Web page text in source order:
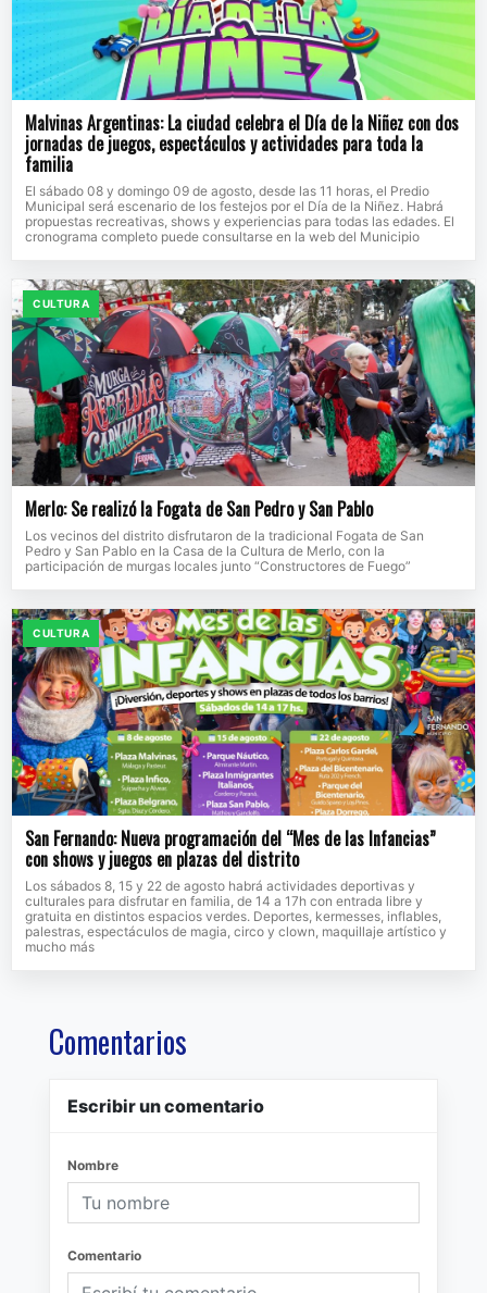
Malvinas Argentinas: La ciudad celebra el Día de la Niñez con dos
jornadas de juegos, espectáculos y actividades para toda la
familia
El sábado 08 y domingo 09 de agosto, desde las 11 horas, el Predio
Municipal será escenario de los festejos por el Día de la Niñez. Habrá
propuestas recreativas, shows y experiencias para todas las edades. El
cronograma completo puede consultarse en la web del Municipio
CULTURA
Merlo: Se realizó la Fogata de San Pedro y San Pablo
Los vecinos del distrito disfrutaron de la tradicional Fogata de San
Pedro y San Pablo en la Casa de la Cultura de Merlo, con la
participación de murgas locales junto “Constructores de Fuego”
CULTURA
San Fernando: Nueva programación del “Mes de las Infancias”
con shows y juegos en plazas del distrito
Los sábados 8, 15 y 22 de agosto habrá actividades deportivas y
culturales para disfrutar en familia, de 14 a 17h con entrada libre y
gratuita en distintos espacios verdes. Deportes, kermesses, inflables,
palestras, espectáculos de magia, circo y clown, maquillaje artístico y
mucho más
Comentarios
Escribir un comentario
Nombre
Comentario